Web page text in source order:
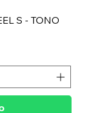
S - TONO